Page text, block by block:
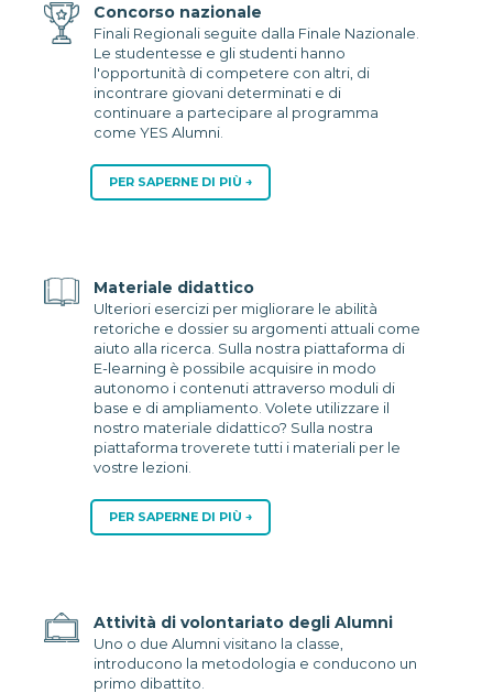
Concorso nazionale
Finali Regionali seguite dalla Finale Nazionale.
Le studentesse e gli studenti hanno
l'opportunità di competere con altri, di
incontrare giovani determinati e di
continuare a partecipare al programma
come YES Alumni.
PER SAPERNE DI PIÙ
Materiale didattico
Ulteriori esercizi per migliorare le abilità
retoriche e dossier su argomenti attuali come
aiuto alla ricerca. Sulla nostra piattaforma di
E-learning è possibile acquisire in modo
autonomo i contenuti attraverso moduli di
base e di ampliamento. Volete utilizzare il
nostro materiale didattico? Sulla nostra
piattaforma troverete tutti i materiali per le
vostre lezioni.
PER SAPERNE DI PIÙ
Attività di volontariato degli Alumni
Uno o due Alumni visitano la classe,
introducono la metodologia e conducono un
primo dibattito.